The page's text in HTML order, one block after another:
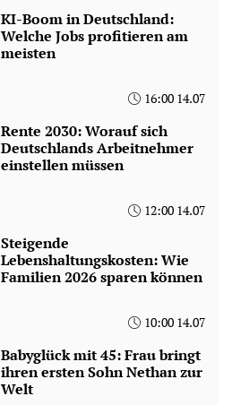
KI-Boom in Deutschland:
Welche Jobs profitieren am
meisten
16:00 14.07
Rente 2030: Worauf sich
Deutschlands Arbeitnehmer
einstellen müssen
12:00 14.07
Steigende
Lebenshaltungskosten: Wie
Familien 2026 sparen können
10:00 14.07
Babyglück mit 45: Frau bringt
ihren ersten Sohn Nethan zur
Welt